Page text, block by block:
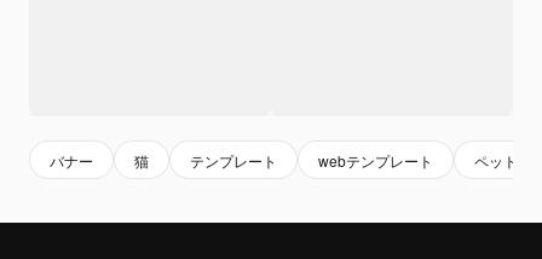
バナー 猫 テンプレート webテンプレート ペット